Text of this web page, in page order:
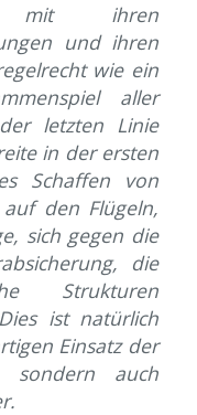
mit ihren
und ihren
wie ein
aller
letzten Linie
in der ersten
Schaffen von
den Flügeln,
sich gegen die
die
Strukturen
ist natürlich
Einsatz der
sondern auch